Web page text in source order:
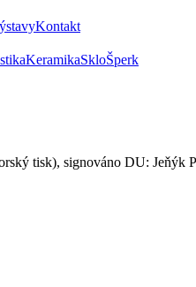
Kontakt
KeramikaSkloŠperk
tisk), signováno DU: Jeňýk